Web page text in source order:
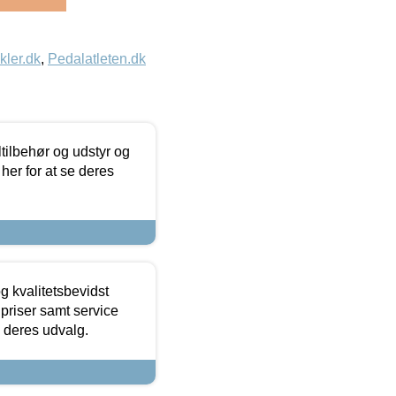
, Pedalatleten.dk
og udstyr og
for at se deres
kvalitetsbevidst
samt service
udvalg.